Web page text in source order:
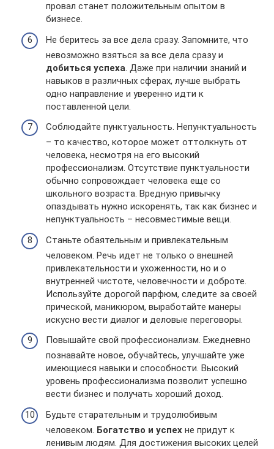
провал станет положительным опытом в
бизнесе.
Не беритесь за все дела сразу. Запомните, что
невозможно взяться за все дела сразу и
добиться успеха. Даже при наличии знаний и
навыков в различных сферах, лучше выбрать
одно направление и уверенно идти к
поставленной цели.
Соблюдайте пунктуальность. Непунктуальность
– то качество, которое может оттолкнуть от
человека, несмотря на его высокий
профессионализм. Отсутствие пунктуальности
обычно сопровождает человека еще со
школьного возраста. Вредную привычку
опаздывать нужно искоренять, так как бизнес и
непунктуальность – несовместимые вещи.
Станьте обаятельным и привлекательным
человеком. Речь идет не только о внешней
привлекательности и ухоженности, но и о
внутренней чистоте, человечности и доброте.
Используйте дорогой парфюм, следите за своей
прической, маникюром, выработайте манеры
искусно вести диалог и деловые переговоры.
Повышайте свой профессионализм. Ежедневно
познавайте новое, обучайтесь, улучшайте уже
имеющиеся навыки и способности. Высокий
уровень профессионализма позволит успешно
вести бизнес и получать хороший доход.
Будьте старательным и трудолюбивым
человеком. Богатство и успех не придут к
ленивым людям. Для достижения высоких целей